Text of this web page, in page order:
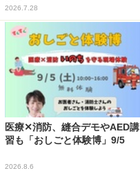
2026.7.28
医療✕消防、縫合デモやAED講
習も「おしごと体験博」9/5
2026.8.6